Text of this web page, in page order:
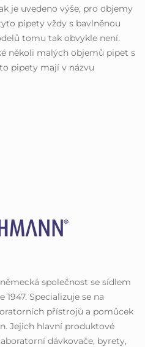
je uvedeno výše, pro objemy
pipety vždy s bavlněnou
tomu tak obvykle není.
několi malých objemů pipet s
pipety mají v názvu
společnost se sídlem
Specializuje se na
přístrojů a pomůcek
Jejich hlavní produktové
dávkovače, byrety,